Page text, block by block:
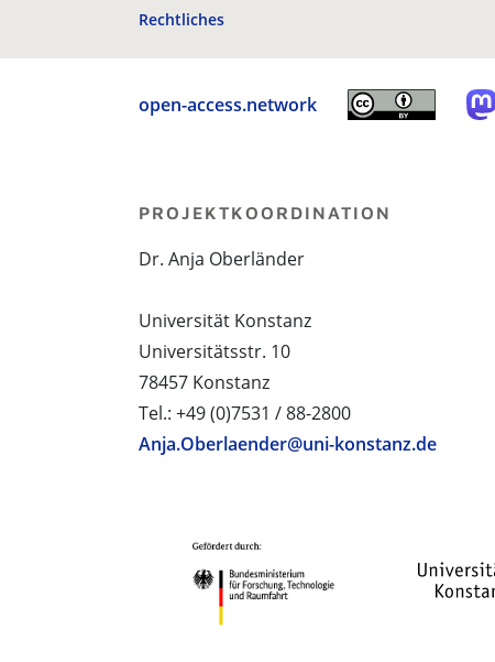
Rechtliches
open-access.network
PROJEKTKOORDINATION
Dr. Anja Oberländer
Universität Konstanz
Universitätsstr. 10
78457 Konstanz
Tel.: +49 (0)7531 / 88-2800
Anja.Oberlaender@uni-konstanz.de